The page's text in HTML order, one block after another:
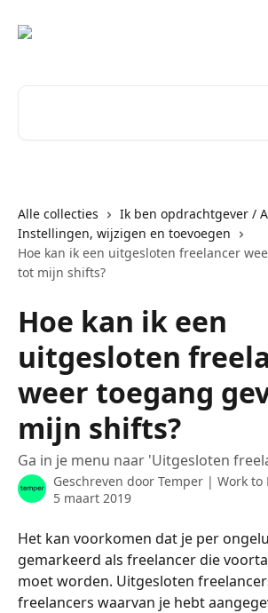
Alle collecties
Ik ben opdrachtgever /
Instellingen, wijzigen en toevoegen
Hoe kan ik een uitgesloten freelancer
tot mijn shifts?
Hoe kan ik een
uitgesloten
weer toegang
mijn shifts?
Ga in je menu naar 'Uitgesloten
Geschreven door Temper | Work to
5 maart 2019
Het kan voorkomen dat je per
gemarkeerd als freelancer die
moet worden. Uitgesloten
freelancers waarvan je hebt